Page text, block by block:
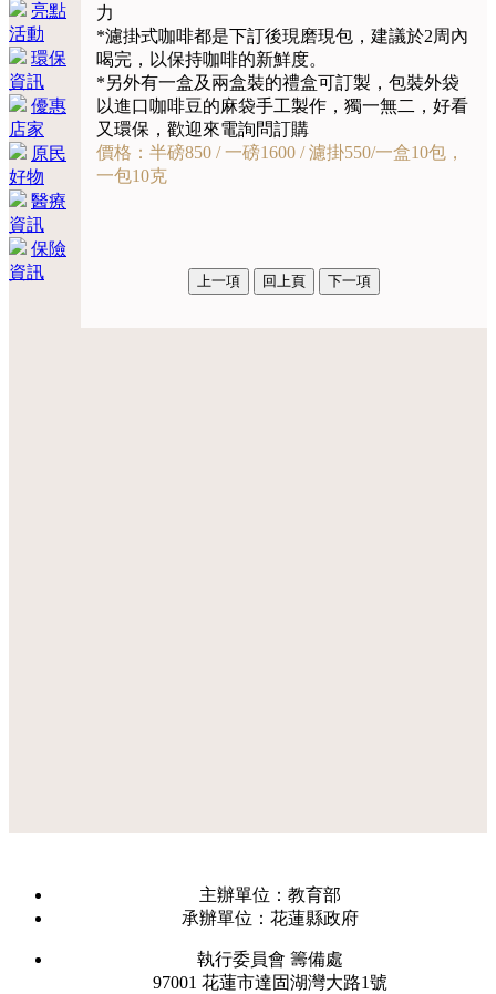
亮點
活動
環保
資訊
優惠
店家
原民
好物
醫療
資訊
保險
資訊
力
*濾掛式咖啡都是下訂後現磨現包，建議於2周內
喝完，以保持咖啡的新鮮度。
*另外有一盒及兩盒裝的禮盒可訂製，包裝外袋
以進口咖啡豆的麻袋手工製作，獨一無二，好看
又環保，歡迎來電詢問訂購
價格：半磅850 / 一磅1600 / 濾掛550/一盒10包，
一包10克
主辦單位：教育部
承辦單位：花蓮縣政府
執行委員會 籌備處
97001 花蓮市達固湖灣大路1號